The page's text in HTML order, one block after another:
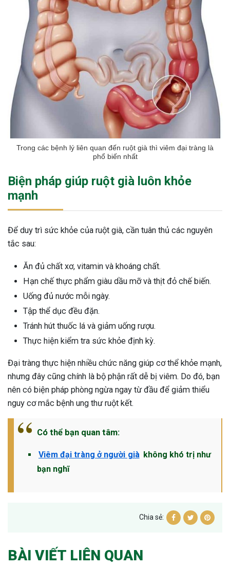
Trong các bệnh lý liên quan đến ruột già thì viêm đại tràng là
phổ biến nhất
Biện pháp giúp ruột già luôn khỏe
mạnh
Để duy trì sức khỏe của ruột già, cần tuân thủ các nguyên
tắc sau:
Ăn đủ chất xơ, vitamin và khoáng chất.
Hạn chế thực phẩm giàu dầu mỡ và thịt đỏ chế biến.
Uống đủ nước mỗi ngày.
Tập thể dục đều đặn.
Tránh hút thuốc lá và giảm uống rượu.
Thực hiện kiểm tra sức khỏe định kỳ.
Đại tràng thực hiện nhiều chức năng giúp cơ thể khỏe mạnh,
nhưng đây cũng chính là bộ phận rất dễ bị viêm. Do đó, bạn
nên có biện pháp phòng ngừa ngay từ đầu để giảm thiểu
nguy cơ mắc bệnh ung thư ruột kết.
Có thể bạn quan tâm:
Viêm đại tràng ở người già không khó trị như
bạn nghĩ
Chia sẻ:
BÀI VIẾT LIÊN QUAN